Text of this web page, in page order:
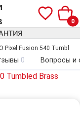
0
Pixel Fusion 540 Tumbled
0 Вопросы и